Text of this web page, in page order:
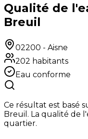
Qualité de
Breuil
02200 - Aisne
202 habitants
Eau conforme
Ce résultat est basé
Breuil . La qualité de
quartier.